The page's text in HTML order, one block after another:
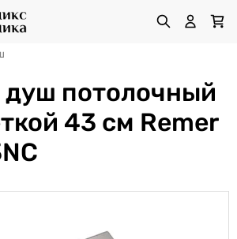
потолочный
43 см Remer